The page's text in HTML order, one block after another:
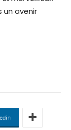
un avenir